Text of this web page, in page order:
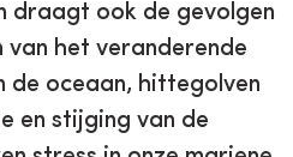
draagt ook de gevolgen
van het veranderende
de oceaan, hittegolven
en stijging van de